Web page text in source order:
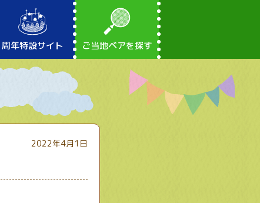
周年特設サイト ご当地ベアを探す
2022年4月1日